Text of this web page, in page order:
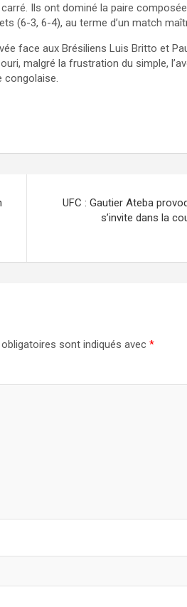
Ils ont dominé la paire
(6-3, 6-4), au terme d’un match
face aux Brésiliens Luis Britto et
malgré la frustration du simple,
congolaise.
UFC : Gautier Ateba
s’invite dans la
sont indiqués avec *